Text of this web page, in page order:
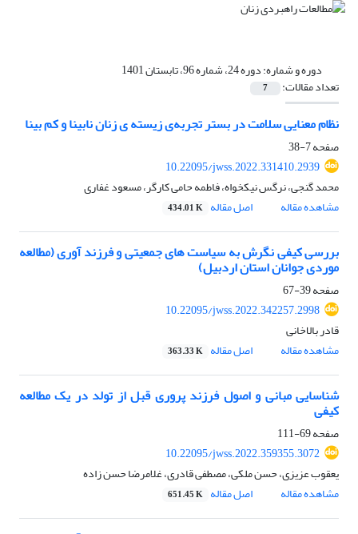
دوره و شماره:دوره 24، شماره 96، تابستان 1401
تعداد مقالات: 7
نظام معنایی سلامت در بستر تجربه‌ی زیسته ی زنان نابینا و کم بینا
صفحه7-38
10.22095/jwss.2022.331410.2939
محمد گنجی، نرگس نیکخواه، فاطمه حامی کارگر، مسعود غفاری
مشاهده مقاله
اصل مقاله 434.01 K
بررسی کیفی نگرش به سیاست های جمعیتی و فرزند آوری (مطالعه
موردی جوانان استان اردبیل)
صفحه39-67
10.22095/jwss.2022.342257.2998
قادر بالاخانی
مشاهده مقاله
اصل مقاله 363.33 K
شناسایی مبانی و اصول فرزند پروری قبل از تولد در یک مطالعه
کیفی
صفحه69-111
10.22095/jwss.2022.359355.3072
یعقوب عزیزی، حسن ملکی، مصطفی قادری، غلامرضا حسن زاده
مشاهده مقاله
اصل مقاله 651.45 K